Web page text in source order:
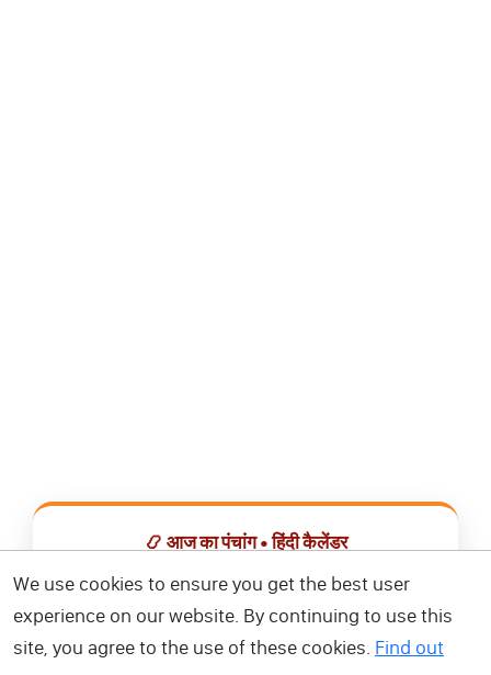
📿 आज का पंचांग • हिंदी कैलेंडर
सभी व्रत, त्योहार, शुभ मुहूर्त और राशिफल एक ही ऐप में देखें।
📅 हिंदी कैलेंडर ऐप डाउनलोड करें
We use cookies to ensure you get the best user
experience on our website. By continuing to use this
site, you agree to the use of these cookies. Find out